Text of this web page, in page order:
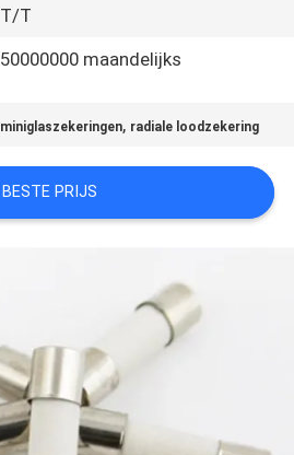
T/T
50000000 maandelijks
miniglaszekeringen, radiale loodzekering
BESTE PRIJS